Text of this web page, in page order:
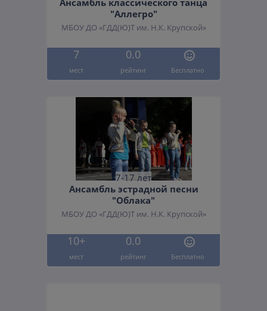
Ансамбль классического танца
"Аллегро"
МБОУ ДО «ГДД(Ю)Т им. Н.К. Крупской»
7 0.0
мест рейтинг Бесплатно
7-17 лет
Ансамбль эстрадной песни
"Облака"
МБОУ ДО «ГДД(Ю)Т им. Н.К. Крупской»
10+ 0.0
мест рейтинг Бесплатно